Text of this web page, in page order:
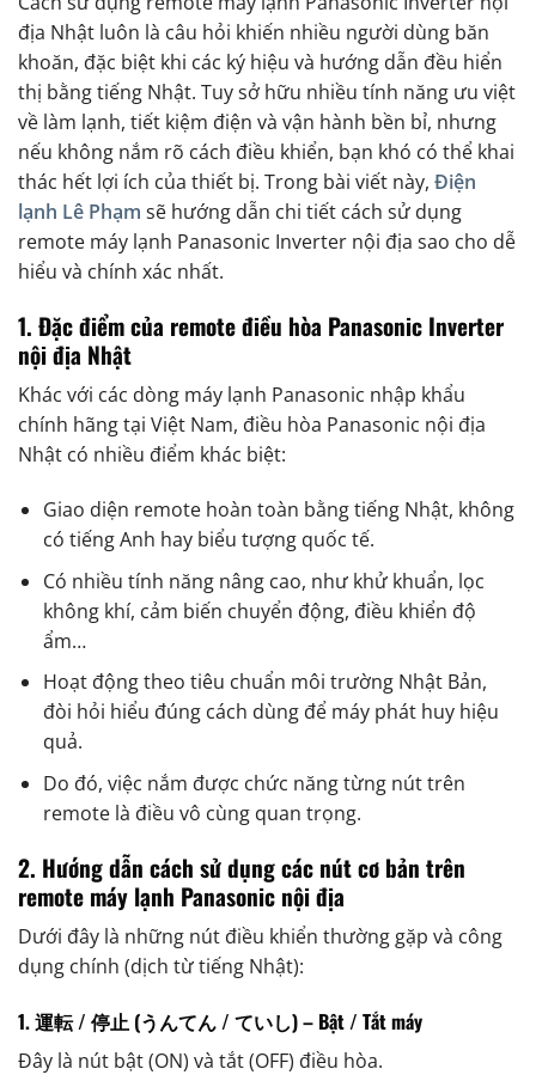
địa Nhật luôn là câu hỏi khiến nhiều người dùng băn
khoăn, đặc biệt khi các ký hiệu và hướng dẫn đều hiển
thị bằng tiếng Nhật. Tuy sở hữu nhiều tính năng ưu việt
về làm lạnh, tiết kiệm điện và vận hành bền bỉ, nhưng
nếu không nắm rõ cách điều khiển, bạn khó có thể khai
thác hết lợi ích của thiết bị. Trong bài viết này, Điện
lạnh Lê Phạm sẽ hướng dẫn chi tiết cách sử dụng
remote máy lạnh Panasonic Inverter nội địa sao cho dễ
hiểu và chính xác nhất.
1. Đặc điểm của remote điều hòa Panasonic Inverter
nội địa Nhật
Khác với các dòng máy lạnh Panasonic nhập khẩu
chính hãng tại Việt Nam, điều hòa Panasonic nội địa
Nhật có nhiều điểm khác biệt:
Giao diện remote hoàn toàn bằng tiếng Nhật, không
có tiếng Anh hay biểu tượng quốc tế.
Có nhiều tính năng nâng cao, như khử khuẩn, lọc
không khí, cảm biến chuyển động, điều khiển độ
ẩm…
Hoạt động theo tiêu chuẩn môi trường Nhật Bản,
đòi hỏi hiểu đúng cách dùng để máy phát huy hiệu
quả.
Do đó, việc nắm được chức năng từng nút trên
remote là điều vô cùng quan trọng.
2. Hướng dẫn cách sử dụng các nút cơ bản trên
remote máy lạnh Panasonic nội địa
Dưới đây là những nút điều khiển thường gặp và công
dụng chính (dịch từ tiếng Nhật):
1. 運転 / 停止 (うんてん / ていし) – Bật / Tắt máy
Đây là nút bật (ON) và tắt (OFF) điều hòa.